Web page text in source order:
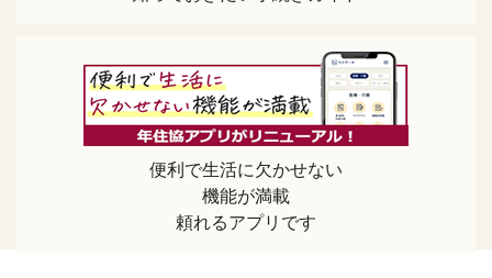
便利で生活に欠かせない
機能が満載
頼れるアプリです